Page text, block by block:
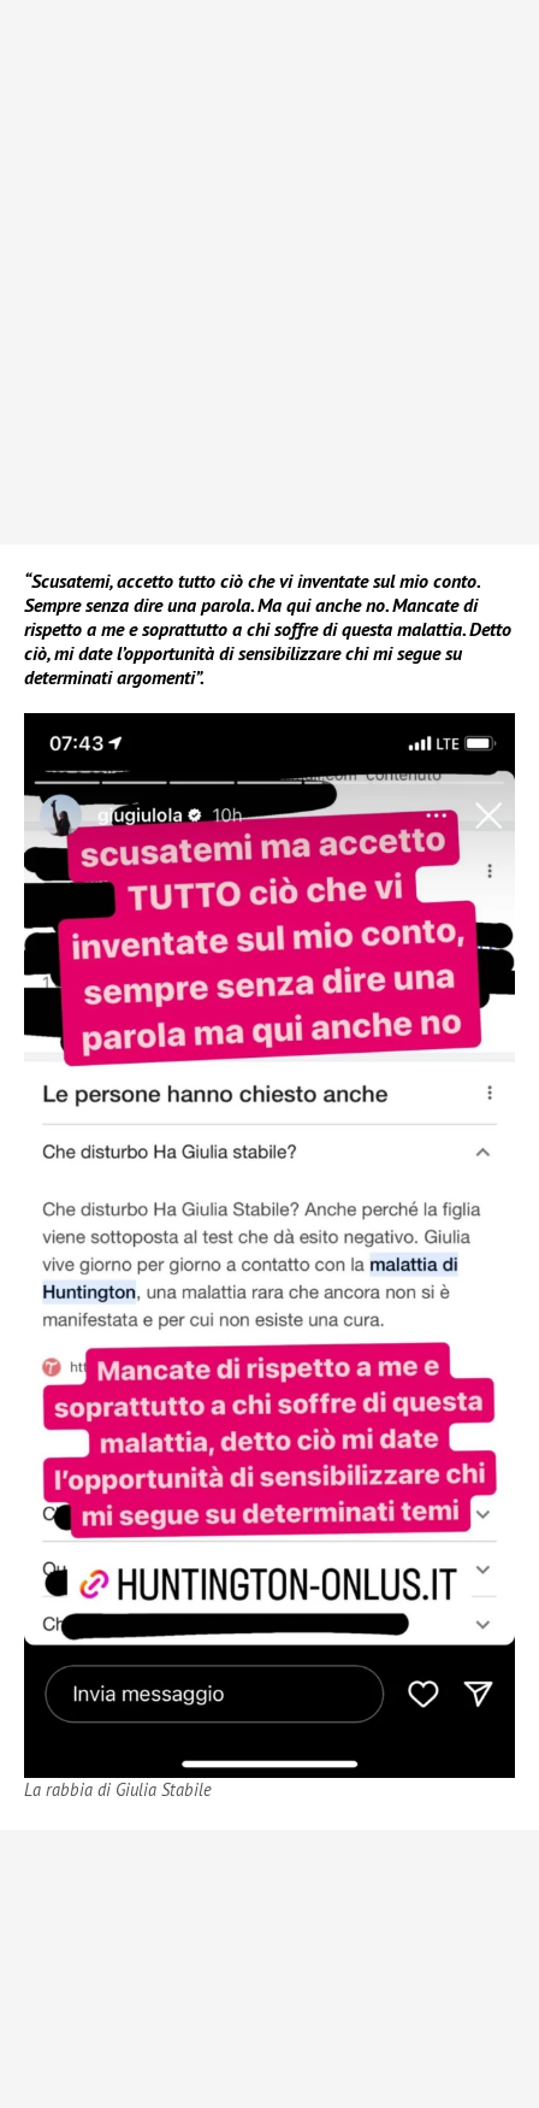
“Scusatemi, accetto tutto ciò che vi inventate sul mio conto.
Sempre senza dire una parola. Ma qui anche no. Mancate di
rispetto a me e soprattutto a chi soffre di questa malattia. Detto
ciò, mi date l’opportunità di sensibilizzare chi mi segue su
determinati argomenti”.
La rabbia di Giulia Stabile